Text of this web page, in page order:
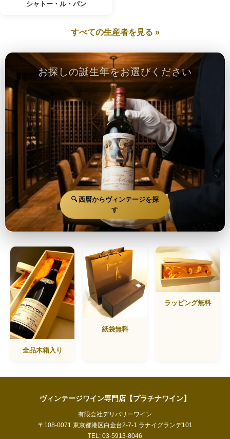
シャトー・ル・パン
すべての生産者を見る »
お探しの誕生年をお選びください
🔍 西暦からヴィンテージを探
す
全品木箱入り
紙袋無料
ラッピング無料
ヴィンテージワイン専門店【プラチナワイン】
有限会社デリバリーワイン
〒108-0071 東京都港区白金台2-7-1 ラナイグランデ101
TEL: 03-5913-8046